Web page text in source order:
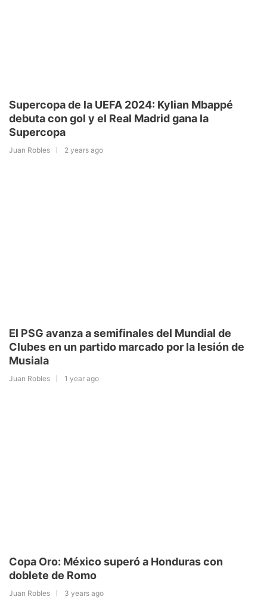
Supercopa de la UEFA 2024: Kylian Mbappé
debuta con gol y el Real Madrid gana la
Supercopa
Juan Robles 2 years ago
El PSG avanza a semifinales del Mundial de
Clubes en un partido marcado por la lesión de
Musiala
Juan Robles 1 year ago
Copa Oro: México superó a Honduras con
doblete de Romo
Juan Robles 3 years ago